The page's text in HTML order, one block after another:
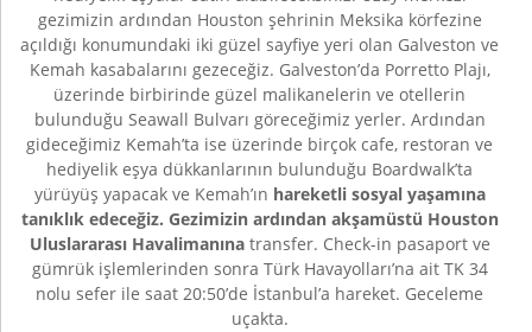
gezimizin ardından Houston şehrinin Meksika körfezine
açıldığı konumundaki iki güzel sayfiye yeri olan Galveston ve
Kemah kasabalarını gezeceğiz. Galveston’da Porretto Plajı,
üzerinde birbirinde güzel malikanelerin ve otellerin
bulunduğu Seawall Bulvarı göreceğimiz yerler. Ardından
gideceğimiz Kemah’ta ise üzerinde birçok cafe, restoran ve
hediyelik eşya dükkanlarının bulunduğu Boardwalk’ta
yürüyüş yapacak ve Kemah’ın hareketli sosyal yaşamına
tanıklık edeceğiz. Gezimizin ardından akşamüstü Houston
Uluslararası Havalimanınatransfer. Check-in pasaport ve
gümrük işlemlerinden sonra Türk Havayolları’na ait TK 34
nolu sefer ile saat 20:50’de İstanbul’a hareket. Geceleme
uçakta.